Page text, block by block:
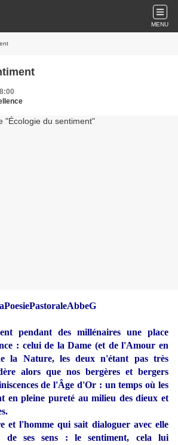
MENU
pendant des millénaires une place
: celui de la Dame (et de l'Amour en
la Nature, les deux n'étant pas très
alors que nos bergères et bergers
de l'Âge d'Or : un temps où les
en pleine pureté au milieu des dieux et
et l'homme qui sait dialoguer avec elle
de ses sens : le sentiment, cela lui